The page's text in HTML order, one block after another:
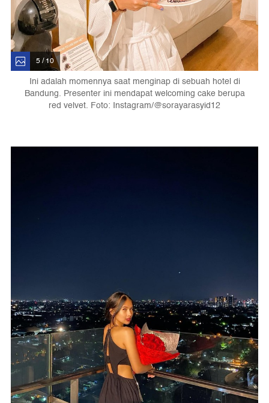
5 / 10
Ini adalah momennya saat menginap di sebuah hotel di
Bandung. Presenter ini mendapat welcoming cake berupa
red velvet. Foto: Instagram/@sorayarasyid12